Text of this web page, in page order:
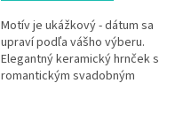
Motív je ukážkový - dátum sa
upraví podľa vášho výberu.
Elegantný keramický hrnček s
romantickým svadobným